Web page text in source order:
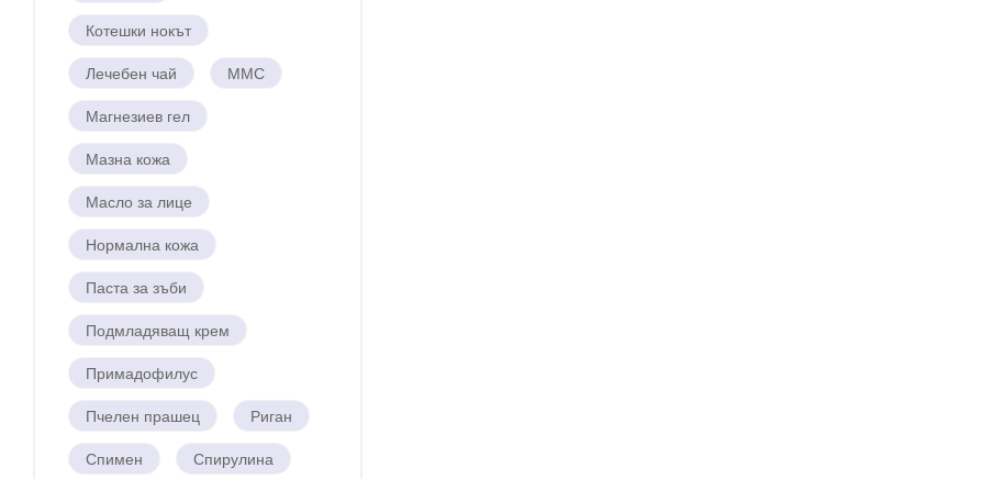
Котешки нокът
Лечебен чай
ММС
Магнезиев гел
Мазна кожа
Масло за лице
Нормална кожа
Паста за зъби
Подмладяващ крем
Примадофилус
Пчелен прашец
Риган
Спимен
Спирулина